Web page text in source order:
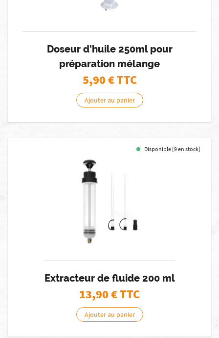
Doseur d'huile 250ml pour
préparation mélange
5,90€ TTC
Ajouter au panier
Disponible [9 en stock]
Extracteur de fluide 200 ml
13,90€ TTC
Ajouter au panier